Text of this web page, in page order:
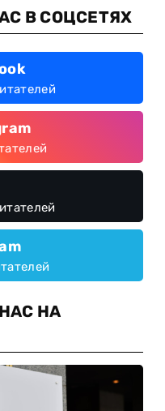
В СОЦСЕТЯХ
НА